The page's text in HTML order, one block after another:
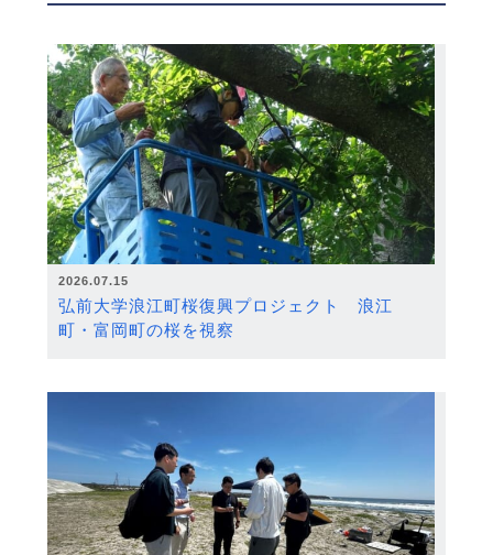
2026.07.15
弘前大学浪江町桜復興プロジェクト 浪江
町・富岡町の桜を視察